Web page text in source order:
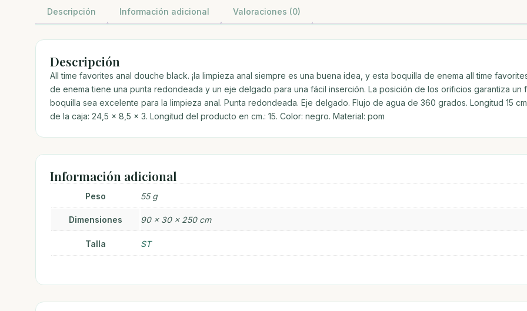
Descripción Información adicional Valoraciones (0)
Descripción
All time favorites anal douche black. ¡la limpieza anal siempre es una buena idea, y esta boquilla de enema all time
de enema tiene una punta redondeada y un eje delgado para una fácil inserción. La posición de los orificios garantiza
boquilla sea excelente para la limpieza anal. Punta redondeada. Eje delgado. Flujo de agua de 360 grados. Longitud 15
de la caja: 24,5 x 8,5 x 3. Longitud del producto en cm.: 15. Color: negro. Material: pom
Información adicional
Peso 55 g
Dimensiones 90 × 30 × 250 cm
Talla ST